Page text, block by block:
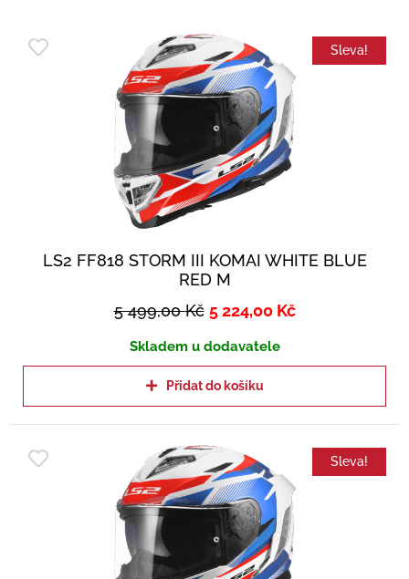
Sleva!
LS2 FF818 STORM III KOMAI WHITE BLUE
RED M
5 499,00Kč 5 224,00 Kč
Skladem u dodavatele
Přidat do košíku
Sleva!